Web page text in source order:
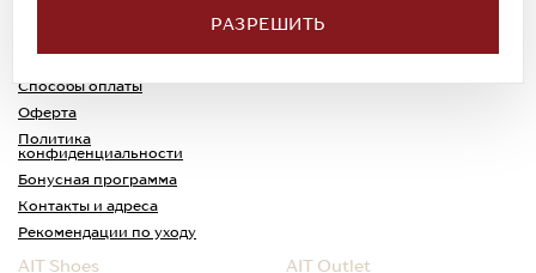
РАЗРЕШИТЬ
Доставка
Способы оплаты
Оферта
Политика
конфиденциальности
Обмен и возврат
Каспи-Ред
Бонусная программа
Контакты и адреса
Рекомендации по уходу
AIT Shoes AIT Outlet